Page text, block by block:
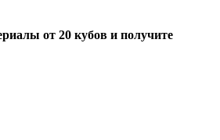
от 20 кубов и получите